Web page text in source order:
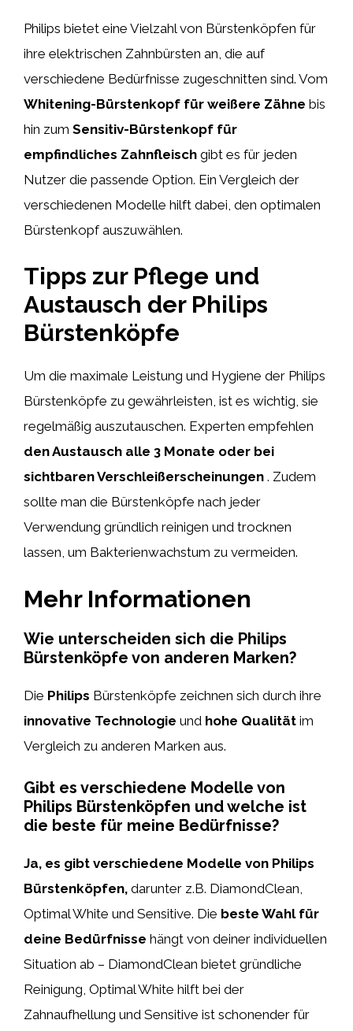
Philips bietet eine Vielzahl von Bürstenköpfen für
ihre elektrischen Zahnbürsten an, die auf
verschiedene Bedürfnisse zugeschnitten sind. Vom
Whitening-Bürstenkopf für weißere Zähne bis
hin zum Sensitiv-Bürstenkopf für
empfindliches Zahnfleisch gibt es für jeden
Nutzer die passende Option. Ein Vergleich der
verschiedenen Modelle hilft dabei, den optimalen
Bürstenkopf auszuwählen.
Tipps zur Pflege und
Austausch der Philips
Bürstenköpfe
Um die maximale Leistung und Hygiene der Philips
Bürstenköpfe zu gewährleisten, ist es wichtig, sie
regelmäßig auszutauschen. Experten empfehlen
den Austausch alle 3 Monate oder bei
sichtbaren Verschleißerscheinungen . Zudem
sollte man die Bürstenköpfe nach jeder
Verwendung gründlich reinigen und trocknen
lassen, um Bakterienwachstum zu vermeiden.
Mehr Informationen
Wie unterscheiden sich die Philips
Bürstenköpfe von anderen Marken?
Die Philips Bürstenköpfe zeichnen sich durch ihre
innovative Technologie und hohe Qualität im
Vergleich zu anderen Marken aus.
Gibt es verschiedene Modelle von
Philips Bürstenköpfen und welche ist
die beste für meine Bedürfnisse?
Ja, es gibt verschiedene Modelle von Philips
Bürstenköpfen, darunter z.B. DiamondClean,
Optimal White und Sensitive. Die beste Wahl für
deine Bedürfnisse hängt von deiner individuellen
Situation ab – DiamondClean bietet gründliche
Reinigung, Optimal White hilft bei der
Zahnaufhellung und Sensitive ist schonender für